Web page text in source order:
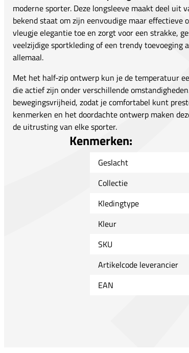
moderne sporter. Deze longsleeve maakt deel uit
bekend staat om zijn eenvoudige maar effectieve
vleugje elegantie toe en zorgt voor een strakke,
veelzijdige sportkleding of een trendy toevoeging
allemaal.
Met het half-zip ontwerp kun je de temperatuur
die actief zijn onder verschillende
bewegingsvrijheid, zodat je comfortabel kunt
kenmerken en het doordachte ontwerp maken
de uitrusting van elke sporter.
Kenmerken:
Geslacht
Collectie
Kledingtype
Kleur
SKU
Artikelcode leverancier
EAN